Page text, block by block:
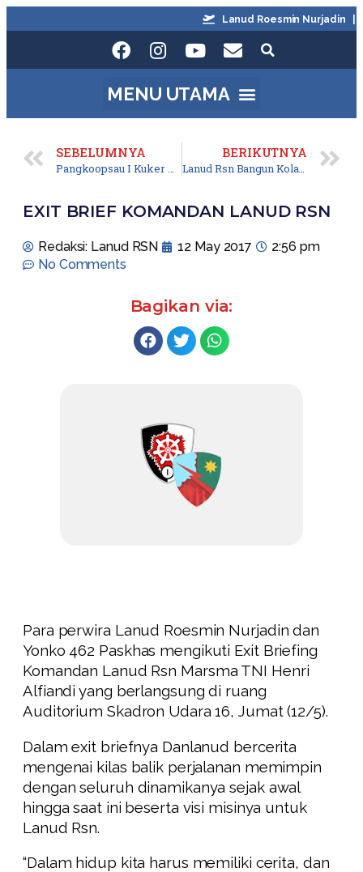
Lanud Roesmin Nurjadin |
SEBELUMNYA BERIKUTNYA
EXIT BRIEF KOMANDAN LANUD RSN
Redaksi: Lanud RSN 12 May 2017
2:56 pm
No Comments
Bagikan via:
Para perwira Lanud Roesmin Nurjadin dan
Yonko 462 Paskhas mengikuti Exit Briefing
Komandan Lanud Rsn Marsma TNI Henri
Alfiandi yang berlangsung di ruang
Auditorium Skadron Udara 16, Jumat (12/5).
Dalam exit briefnya Danlanud bercerita
mengenai kilas balik perjalanan memimpin
dengan seluruh dinamikanya sejak awal
hingga saat ini beserta visi misinya untuk
Lanud Rsn.
“Dalam hidup kita harus memiliki cerita, dan